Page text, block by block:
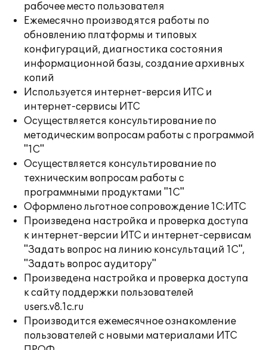
рабочее место пользователя
Ежемесячно производятся работы по
обновлению платформы и типовых
конфигураций, диагностика состояния
информационной базы, создание архивных
копий
Используется интернет-версия ИТС и
интернет-сервисы ИТС
Осуществляется консультирование по
методическим вопросам работы с программой
"1С"
Осуществляется консультирование по
техническим вопросам работы с
программными продуктами "1С"
Оформлено льготное сопровождение 1С:ИТС
Произведена настройка и проверка доступа
к интернет-версии ИТС и интернет-сервисам
"Задать вопрос на линию консультаций 1С",
"Задать вопрос аудитору"
Произведена настройка и проверка доступа
к сайту поддержки пользователей
users.v8.1c.ru
Производится ежемесячное ознакомление
пользователей с новыми материалами ИТС